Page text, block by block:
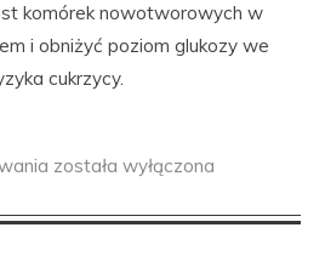
komórek nowotworowych w
i obniżyć poziom glukozy we
cukrzycy.
została wyłączona